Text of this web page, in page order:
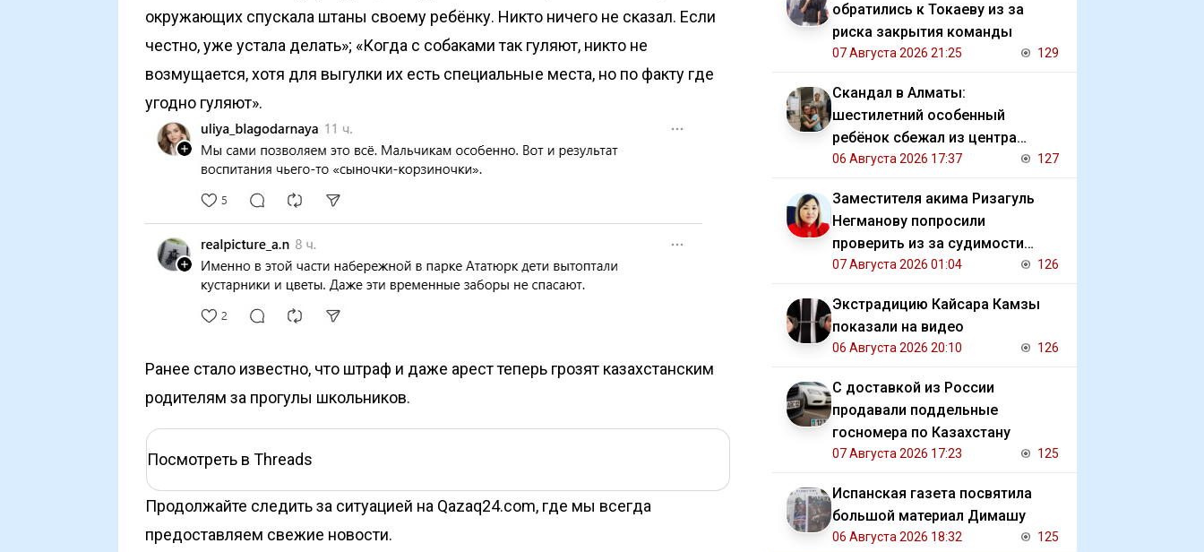
окружающих спускала штаны своему ребёнку. Никто ничего не сказал. Если
честно, уже устала делать»; «Когда с собаками так гуляют, никто не
возмущается, хотя для выгулки их есть специальные места, но по факту где
угодно гуляют».
Ранее стало известно, что штраф и даже арест теперь грозят казахстанским
родителям за прогулы школьников.
Посмотреть в Threads
Продолжайте следить за ситуацией на Qazaq24.com, где мы всегда
предоставляем свежие новости.
обратились к Токаеву из за
риска закрытия команды
07 Августа 2026 21:25 129
Скандал в Алматы:
шестилетний особенный
ребёнок сбежал из центра
реабилитации и потерялся
06 Августа 2026 17:37 127
Заместителя акима Ризагуль
Негманову попросили
проверить из за судимости
сестры
07 Августа 2026 01:04 126
Экстрадицию Кайсара Камзы
показали на видео
06 Августа 2026 20:10 126
С доставкой из России
продавали поддельные
госномера по Казахстану
07 Августа 2026 17:23 125
Испанская газета посвятила
большой материал Димашу
06 Августа 2026 18:32 125